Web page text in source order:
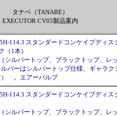
タナベ（TANABE）
EXECUTOR CV05製品案内
114.3 スタンダードコンケイプディス
1本）
シルバートップ、ブラックトップ、レ
バーはシルバートップ仕様、ギャラ
） 。エアーバルブ
114.3 スタンダードコンケイプディス
シルバートップ、ブラックトップ、レ